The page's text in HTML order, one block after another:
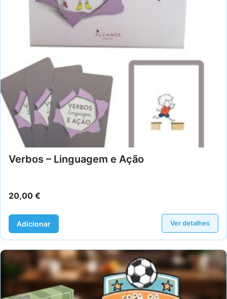
Verbos – Linguagem e Ação
20,00 €
Adicionar Ver detalhes